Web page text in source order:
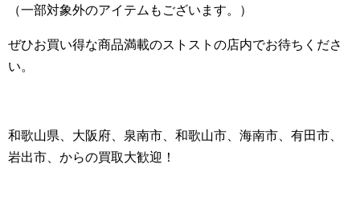
（一部対象外のアイテムもございます。）
ぜひお買い得な商品満載のストストの店内でお待ちくださ
い。
和歌山県、大阪府、泉南市、和歌山市、海南市、有田市、
岩出市、からの買取大歓迎！